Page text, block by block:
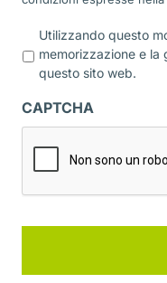
r
a
c
Utilizzando questo
memorizzazione e la
questo sito web.
CAPTCHA